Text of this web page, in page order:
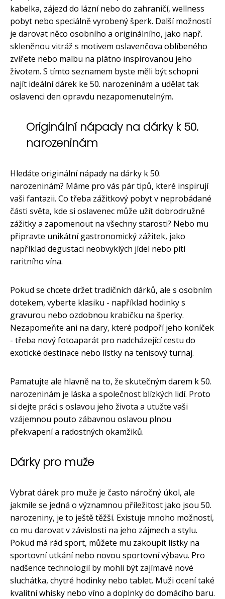
kabelka, zájezd do lázní nebo do zahraničí, wellness
pobyt nebo speciálně vyrobený šperk. Další možností
je darovat něco osobního a originálního, jako např.
skleněnou vitráž s motivem oslavenčova oblíbeného
zvířete nebo malbu na plátno inspirovanou jeho
životem. S tímto seznamem byste měli být schopni
najít ideální dárek ke 50. narozeninám a udělat tak
oslavenci den opravdu nezapomenutelným.
Originální nápady na dárky k 50.
narozeninám
Hledáte originální nápady na dárky k 50.
narozeninám? Máme pro vás pár tipů, které inspirují
vaši fantazii. Co třeba zážitkový pobyt v neprobádané
části světa, kde si oslavenec může užít dobrodružné
zážitky a zapomenout na všechny starosti? Nebo mu
připravte unikátní gastronomický zážitek, jako
například degustaci neobvyklých jídel nebo pití
raritního vína.
Pokud se chcete držet tradičních dárků, ale s osobním
dotekem, vyberte klasiku - například hodinky s
gravurou nebo ozdobnou krabičku na šperky.
Nezapomeňte ani na dary, které podpoří jeho koníček
- třeba nový fotoaparát pro nadcházející cestu do
exotické destinace nebo lístky na tenisový turnaj.
Pamatujte ale hlavně na to, že skutečným darem k 50.
narozeninám je láska a společnost blízkých lidí. Proto
si dejte práci s oslavou jeho života a utužte vaši
vzájemnou pouto zábavnou oslavou plnou
překvapení a radostných okamžiků.
Dárky pro muže
Vybrat dárek pro muže je často náročný úkol, ale
jakmile se jedná o významnou příležitost jako jsou 50.
narozeniny, je to ještě těžší. Existuje mnoho možností,
co mu darovat v závislosti na jeho zájmech a stylu.
Pokud má rád sport, můžete mu zakoupit lístky na
sportovní utkání nebo novou sportovní výbavu. Pro
nadšence technologií by mohli být zajímavé nové
sluchátka, chytré hodinky nebo tablet. Muži ocení také
kvalitní whisky nebo víno a doplnky do domácího baru.